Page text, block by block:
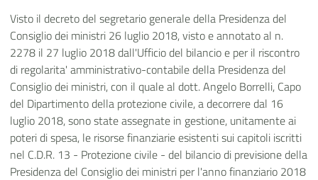
Visto il decreto del segretario generale della Presidenza del
Consiglio dei ministri 26 luglio 2018, visto e annotato al n.
2278 il 27 luglio 2018 dall'Ufficio del bilancio e per il riscontro
di regolarita' amministrativo-contabile della Presidenza del
Consiglio dei ministri, con il quale al dott. Angelo Borrelli, Capo
del Dipartimento della protezione civile, a decorrere dal 16
luglio 2018, sono state assegnate in gestione, unitamente ai
poteri di spesa, le risorse finanziarie esistenti sui capitoli iscritti
nel C.D.R. 13 - Protezione civile - del bilancio di previsione della
Presidenza del Consiglio dei ministri per l'anno finanziario 2018